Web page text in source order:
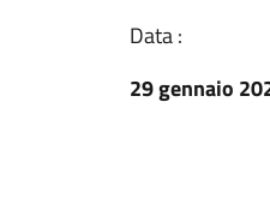
Data :
29 gennaio